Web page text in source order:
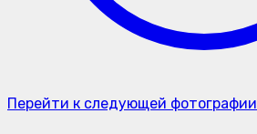
Перейти к следующей фотографии